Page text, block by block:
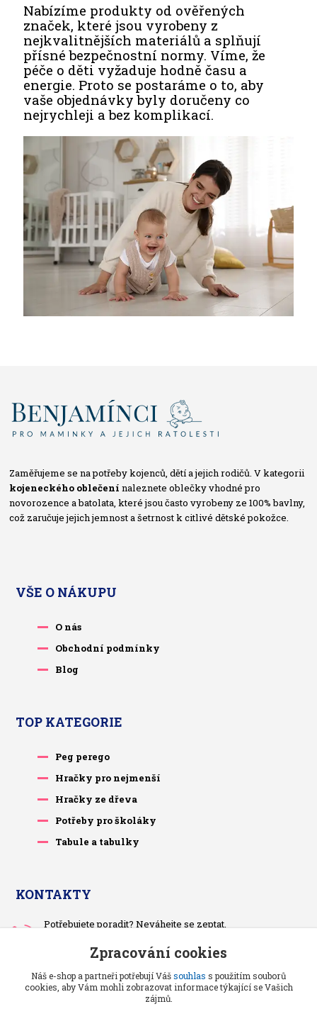
Nabízíme produkty od ověřených
značek, které jsou vyrobeny z
nejkvalitnějších materiálů a splňují
přísné bezpečnostní normy. Víme, že
péče o děti vyžaduje hodně času a
energie. Proto se postaráme o to, aby
vaše objednávky byly doručeny co
nejrychleji a bez komplikací.
Zaměřujeme se na potřeby kojenců, dětí a jejich rodičů. V kategorii
kojeneckého oblečení naleznete oblečky vhodné pro
novorozence a batolata, které jsou často vyrobeny ze 100% bavlny,
což zaručuje jejich jemnost a šetrnost k citlivé dětské pokožce.
VŠE O NÁKUPU
O nás
Obchodní podmínky
Blog
TOP KATEGORIE
Peg perego
Hračky pro nejmenší
Hračky ze dřeva
Potřeby pro školáky
Tabule a tabulky
KONTAKTY
Potřebujete poradit? Neváhejte se zeptat.
Po-čt, po 13 hodině
pietrasova.p@seznam.cz
Zpracování cookies
Náš e-shop a partneři potřebují Vášsouhlas s použitím souborů
cookies, aby Vám mohli zobrazovat informace týkající se Vašich
zájmů.